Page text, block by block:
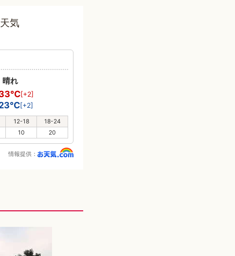
気
晴れ
[+2]
[+2]
12-18
18-24
10 20
情報提供：